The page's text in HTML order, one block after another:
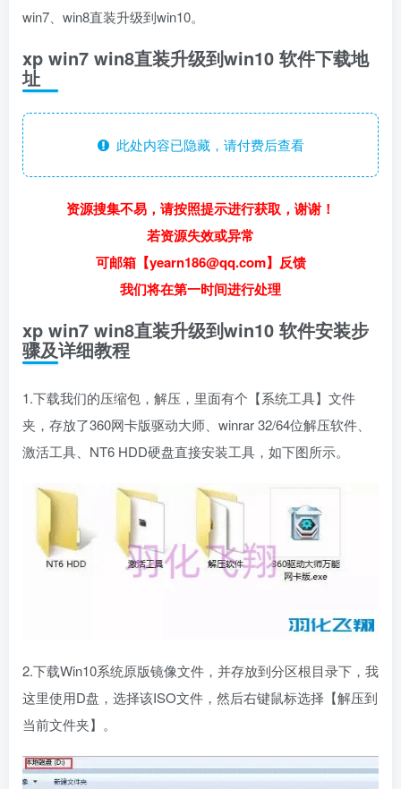
win7、win8直装升级到win10。
xp win7 win8直装升级到win10 软件下载地
址
此处内容已隐藏，请付费后查看
资源搜集不易，请按照提示进行获取，谢谢！
若资源失效或异常
可邮箱【yearn186@qq.com】反馈
我们将在第一时间进行处理
xp win7 win8直装升级到win10 软件安装步
骤及详细教程
1.下载我们的压缩包，解压，里面有个【系统工具】文件
夹，存放了360网卡版驱动大师、winrar 32/64位解压软件、
激活工具、NT6 HDD硬盘直接安装工具，如下图所示。
2.下载Win10系统原版镜像文件，并存放到分区根目录下，我
这里使用D盘，选择该ISO文件，然后右键鼠标选择【解压到
当前文件夹】。